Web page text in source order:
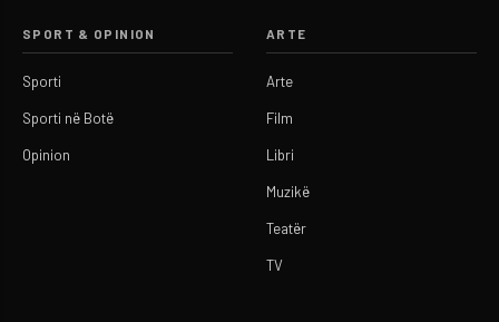
SPORT & OPINION
Sporti
Sporti në Botë
Opinion
ARTE
Arte
Film
Libri
Muzikë
Teatër
TV